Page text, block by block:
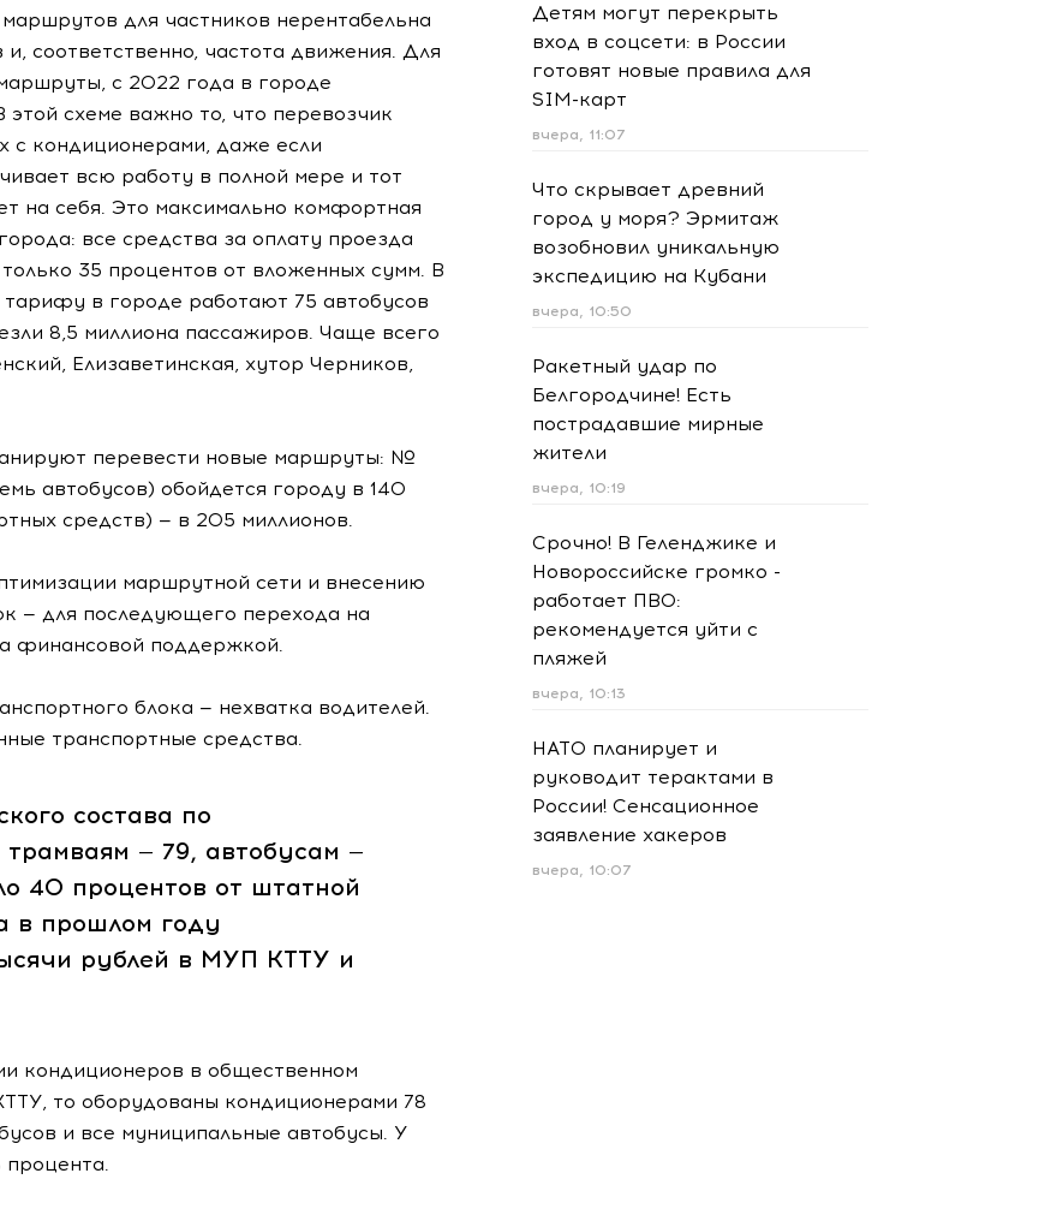
для частников нерентабельна
соответственно, частота движения. Для
с 2022 года в городе
схеме важно то, что перевозчик
с кондиционерами, даже если
всю работу в полной мере и тот
на себя. Это максимально комфортная
все средства за оплату проезда
35 процентов от вложенных сумм. В
в городе работают 75 автобусов
8,5 миллиона пассажиров. Чаще всего
Елизаветинская, хутор Черников,
перевести новые маршруты: №
автобусов) обойдется городу в 140
средств) — в 205 миллионов.
маршрутной сети и внесению
— для последующего перехода на
финансовой поддержкой.
блока — нехватка водителей.
транспортные средства.
состава по
— 79, автобусам —
40 процентов от штатной
в прошлом году
рублей в МУП КТТУ и
кондиционеров в общественном
то оборудованы кондиционерами 78
и все муниципальные автобусы. У
процента.
Детям могут перекрыть
вход в соцсети: в России
готовят новые правила для
SIM-карт
вчера, 11:07
Что скрывает древний
город у моря? Эрмитаж
возобновил уникальную
экспедицию на Кубани
вчера, 10:50
Ракетный удар по
Белгородчине! Есть
пострадавшие мирные
жители
вчера, 10:19
Срочно! В Геленджике и
Новороссийске громко -
работает ПВО:
рекомендуется уйти с
пляжей
вчера, 10:13
НАТО планирует и
руководит терактами в
России! Сенсационное
заявление хакеров
вчера, 10:07